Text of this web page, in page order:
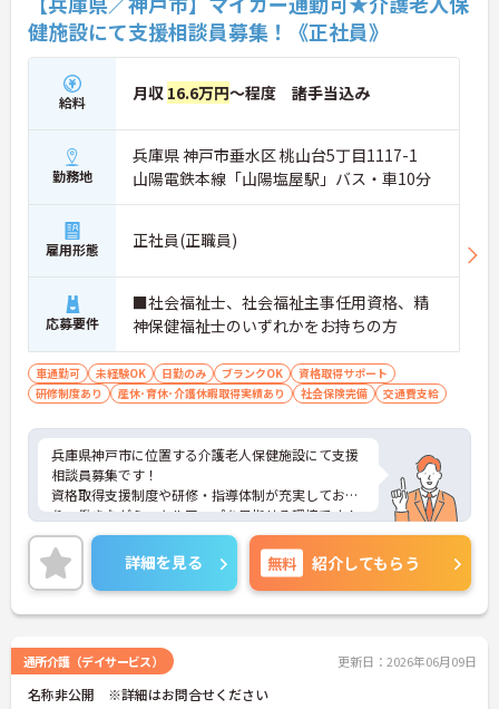
健施設にて支援相談員募集！《正社員》
給料 月収 16.6万円～程度 諸手当込み
勤務地
兵庫県 神戸市垂水区 桃山台5丁目1117-1
山陽電鉄本線「山陽塩屋駅」バス・車10分
雇用形態 正社員(正職員)
応募要件
■社会福祉士、社会福祉主事任用資格、精
神保健福祉士のいずれかをお持ちの方
車通勤可 未経験OK 日勤のみ ブランクOK
資格取得サポート
研修制度あり
産休･育休･介護休暇取得実績あり 社会保険完備 交通費支給
兵庫県神戸市に位置する介護老人保健施設にて支援
相談員募集です！
資格取得支援制度や研修・指導体制が充実してお
り、働きながらスキルアップを目指せる環境です！
ご興味ある方には、面接のポイントなど、さらに詳
細をお話致しますのでお気軽にご相談ください。
詳細を見る 無料 紹介してもらう
通所介護（デイサービス） 更新日：2026年06月09日
名称非公開 ※詳細はお問合せください